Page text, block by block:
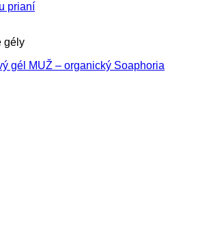
prianí
gély
gél MUŽ – organický Soaphoria